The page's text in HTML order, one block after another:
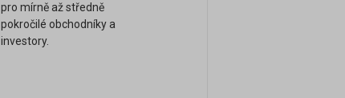
pro mírně až středně
pokročilé obchodníky a
investory.